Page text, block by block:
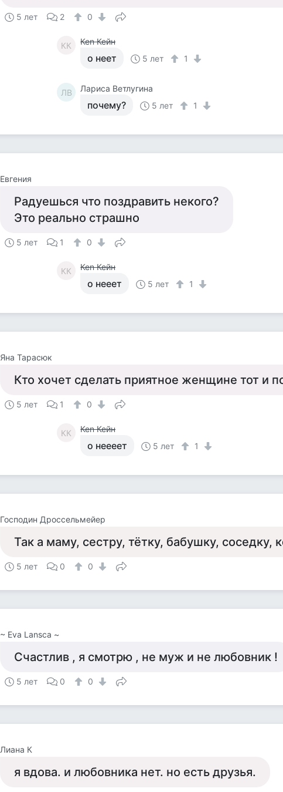
5 лет 2 0
КК Кеn Кейн
о неет 5 лет 1
ЛВ Лариса Ветлугина
почему? 5 лет 1
Евгения
Радуешься что поздравить некого?
Это реально страшно
5 лет 1 0
КК Кеn Кейн
о нееет 5 лет 1
Яна Тарасюк
Кто хочет сделать приятное женщине тот и
5 лет 1 0
КК Кеn Кейн
о неееет 5 лет 1
Господин Дроссельмейер
Так а маму, сестру, тётку, бабушку, соседку,
5 лет 0 0
~ Eva Lansca ~
Счастлив , я смотрю , не муж и не любовник !
5 лет 0 0
Лиана К
я вдова. и любовника нет. но есть друзья.